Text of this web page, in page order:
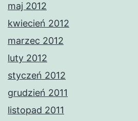
maj 2012
kwiecień 2012
marzec 2012
luty 2012
styczeń 2012
grudzień 2011
listopad 2011